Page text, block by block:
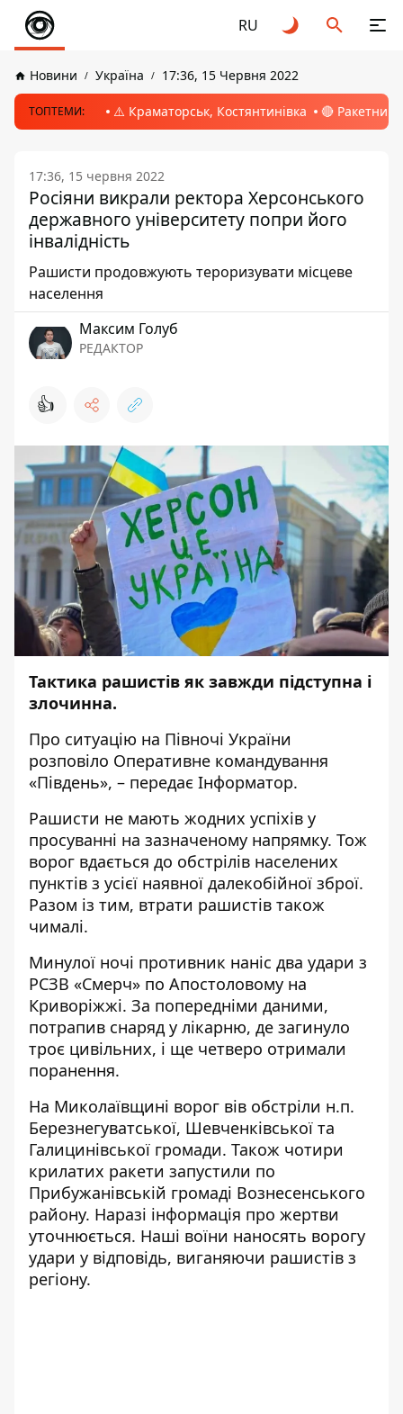
RU
Новини Україна 17:36, 15 Червня 2022
ТОПТЕМИ: ⚠️ Краматорськ, Костянтинівка 🔴 Ракетний
17:36, 15 червня 2022
Росіяни викрали ректора Херсонського
державного університету попри його
інвалідність
Рашисти продовжують тероризувати місцеве
населення
Максим Голуб
РЕДАКТОР
👍
Тактика рашистів як завжди підступна і
злочинна.
Про ситуацію на Півночі України
розповіло Оперативне командування
«Південь», – передає Інформатор.
Рашисти не мають жодних успіхів у
просуванні на зазначеному напрямку. Тож
ворог вдається до обстрілів населених
пунктів з усієї наявної далекобійної зброї.
Разом із тим, втрати рашистів також
чималі.
Минулої ночі противник наніс два удари з
РСЗВ «Смерч» по Апостоловому на
Криворіжжі. За попередніми даними,
потрапив снаряд у лікарню, де загинуло
троє цивільних, і ще четверо отримали
поранення.
На Миколаївщині ворог вів обстріли н.п.
Березнегуватської, Шевченківської та
Галицинівської громади. Також чотири
крилатих ракети запустили по
Прибужанівській громаді Вознесенського
району. Наразі інформація про жертви
уточнюється. Наші воїни наносять ворогу
удари у відповідь, виганяючи рашистів з
регіону.